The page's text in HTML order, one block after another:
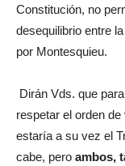
Constitución, no
desequilibrio entre
por Montesquieu.
Dirán Vds. que
respetar el orden
estaría a su vez el
cabe, pero ambos,